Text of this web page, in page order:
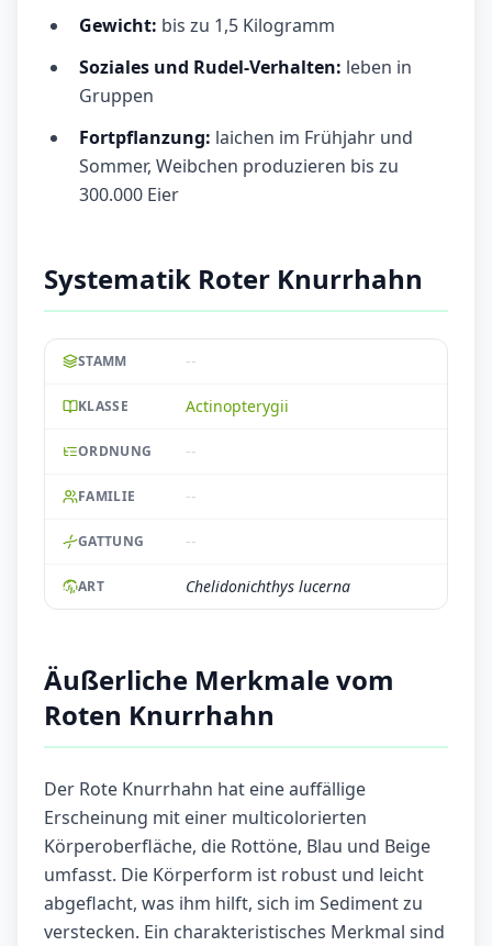
Gewicht: bis zu 1,5 Kilogramm
Soziales und Rudel-Verhalten: leben in
Gruppen
Fortpflanzung: laichen im Frühjahr und
Sommer, Weibchen produzieren bis zu
300.000 Eier
Systematik Roter Knurrhahn
STAMM --
KLASSE Actinopterygii
ORDNUNG --
FAMILIE --
GATTUNG --
ART Chelidonichthys lucerna
Äußerliche Merkmale vom
Roten Knurrhahn
Der Rote Knurrhahn hat eine auffällige
Erscheinung mit einer multicolorierten
Körperoberfläche, die Rottöne, Blau und Beige
umfasst. Die Körperform ist robust und leicht
abgeflacht, was ihm hilft, sich im Sediment zu
verstecken. Ein charakteristisches Merkmal sind